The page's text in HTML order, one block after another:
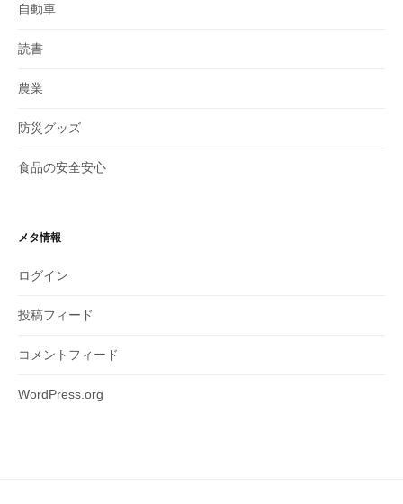
自動車
読書
農業
防災グッズ
食品の安全安心
メタ情報
ログイン
投稿フィード
コメントフィード
WordPress.org